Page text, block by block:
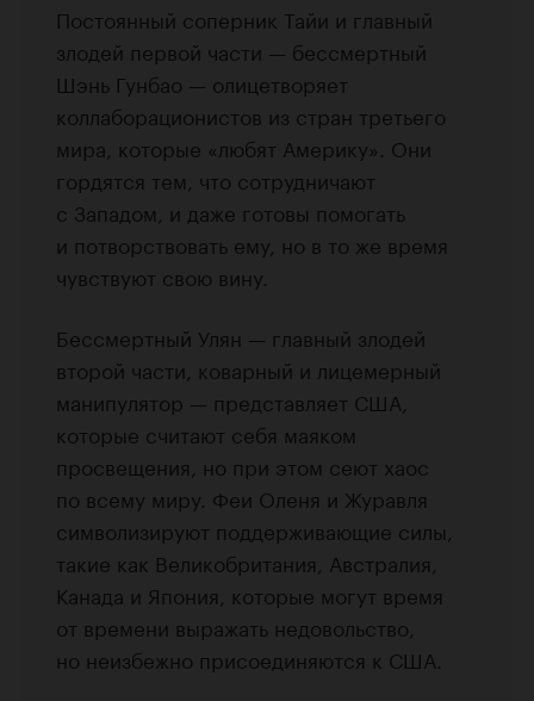
Постоянный соперник Тайи и главный
злодей первой части — бессмертный
Шэнь Гунбао — олицетворяет
коллаборационистов из стран третьего
мира, которые «любят Америку». Они
гордятся тем, что сотрудничают
с Западом, и даже готовы помогать
и потворствовать ему, но в то же время
чувствуют свою вину.
Бессмертный Улян — главный злодей
второй части, коварный и лицемерный
манипулятор — представляет США,
которые считают себя маяком
просвещения, но при этом сеют хаос
по всему миру. Феи Оленя и Журавля
символизируют поддерживающие силы,
такие как Великобритания, Австралия,
Канада и Япония, которые могут время
от времени выражать недовольство,
но неизбежно присоединяются к США.